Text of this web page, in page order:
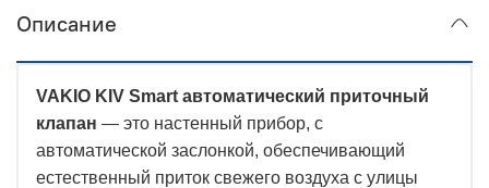
Описание
VAKIO KIV Smart автоматический приточный
клапан — это настенный прибор, с
автоматической заслонкой, обеспечивающий
естественный приток свежего воздуха с улицы